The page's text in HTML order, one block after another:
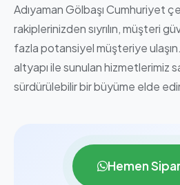
Adıyaman Gölbaşı Cumhuriyet
rakiplerinizden sıyrılın, müşteri
fazla potansiyel müşteriye
altyapı ile sunulan hizmetlerimiz
sürdürülebilir bir büyüme elde
Hemen